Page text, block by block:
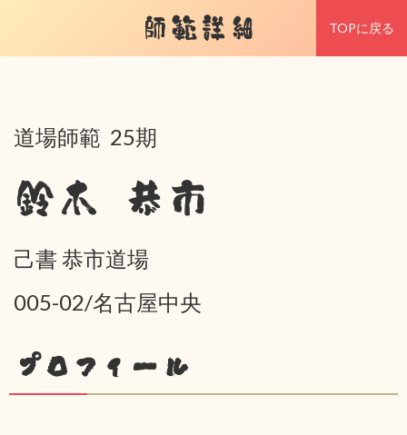
師範詳細 TOPに戻る
道場師範 25期
鈴木 恭市
己書 恭市道場
005-02/名古屋中央
プロフィール